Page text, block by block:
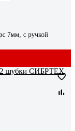
7мм, с ручкой